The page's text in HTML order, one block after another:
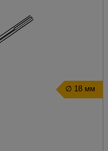
∅ 18 мм